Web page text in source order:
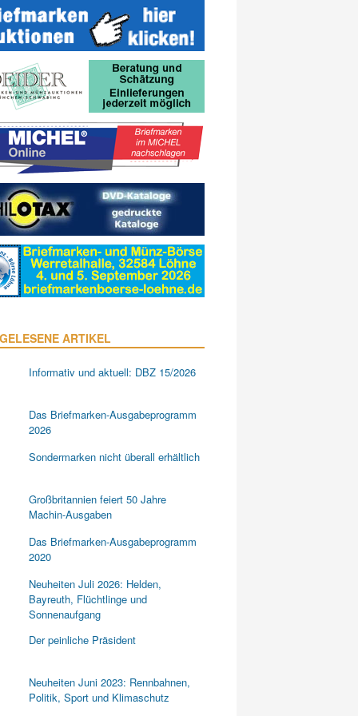
ARTIKEL
Informativ und aktuell: DBZ 15/2026
Das Briefmarken-Ausgabeprogramm
2026
Sondermarken nicht überall erhältlich
Großbritannien feiert 50 Jahre
Machin-Ausgaben
Das Briefmarken-Ausgabeprogramm
2020
Neuheiten Juli 2026: Helden,
Bayreuth, Flüchtlinge und
Sonnenaufgang
Der peinliche Präsident
Neuheiten Juni 2023: Rennbahnen,
Politik, Sport und Klimaschutz